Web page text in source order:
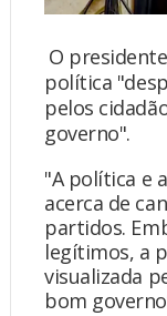
O
política
pelos
governo".
"A política e
acerca de
partidos.
legítimos, a
visualizada
bom